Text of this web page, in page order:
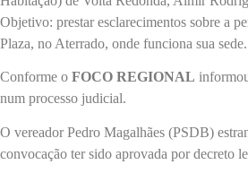
Objetivo: prestar esclarecimentos sobre a
Plaza, no Aterrado, onde funciona sua sede.
Conforme o FOCO REGIONAL
num processo judicial.
O vereador Pedro Magalhães (PSDB)
convocação ter sido aprovada por decreto